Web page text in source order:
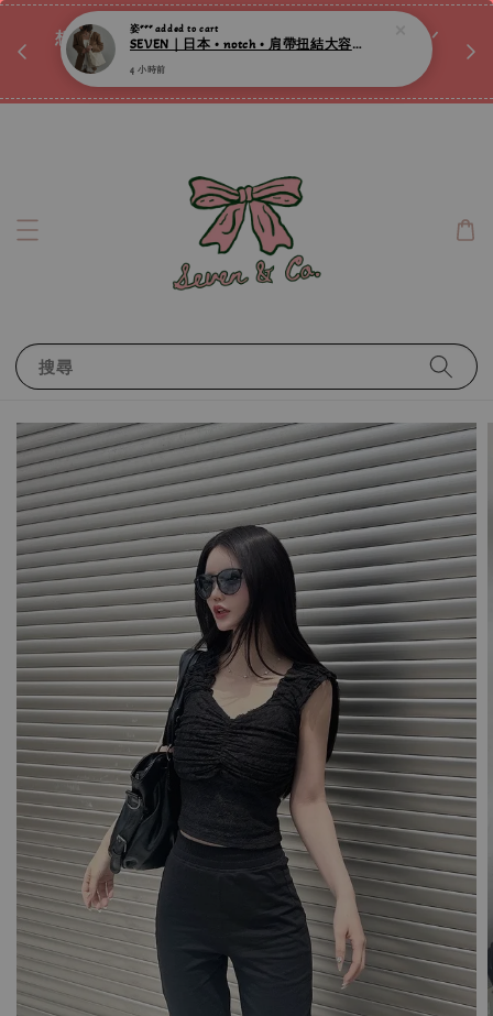
想訂製屬於自己的『水晶手鍊』嗎ꕀ♡ 私訊我們.ᐟ.ᐟ
📣Instagram 這邊按下去
搜尋